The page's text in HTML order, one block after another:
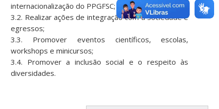
internacionalização do PPGFSC;
3.2. Realizar ações de integração com a sociedade e
egressos;
3.3. Promover eventos científicos, escolas,
workshops e minicursos;
3.4. Promover a inclusão social e o respeito às
diversidades.